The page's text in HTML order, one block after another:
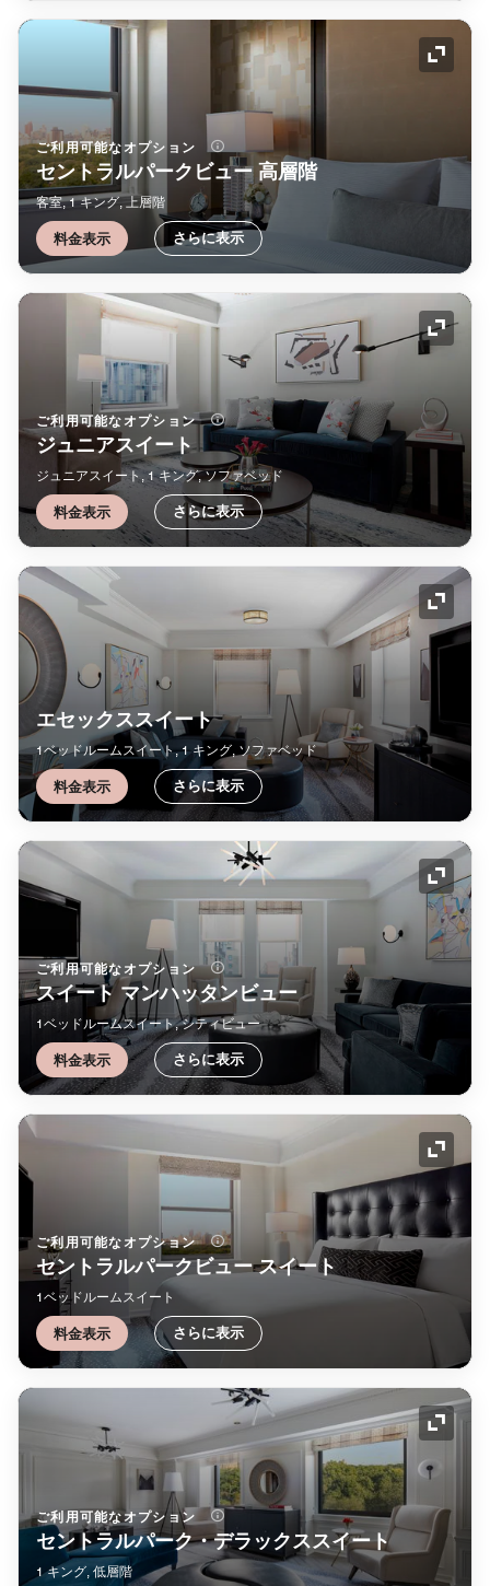
アイ
ご利用可能なオプション
セントラルパークビュー 高層階
客室, 1 キング, 上層階
料金表示 さらに表示
アイ
ご利用可能なオプション
ジュニアスイート
ジュニアスイート, 1 キング, ソファベッド
料金表示 さらに表示
アイ
エセックススイート
1ベッドルームスイート, 1 キング, ソファベッド
料金表示 さらに表示
アイ
ご利用可能なオプション
スイート マンハッタンビュー
1ベッドルームスイート, シティビュー
料金表示 さらに表示
アイ
ご利用可能なオプション
セントラルパークビュー スイート
1ベッドルームスイート
料金表示 さらに表示
アイ
ご利用可能なオプション
セントラルパーク・デラックススイート
1 キング, 低層階